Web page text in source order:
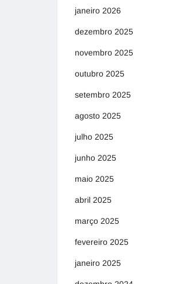
janeiro 2026
dezembro 2025
novembro 2025
outubro 2025
setembro 2025
agosto 2025
julho 2025
junho 2025
maio 2025
abril 2025
março 2025
fevereiro 2025
janeiro 2025